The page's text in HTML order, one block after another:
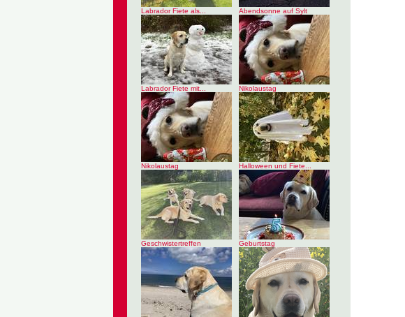
Labrador Fiete als... Abendsonne auf Sylt
Labrador Fiete mit... Nikolaustag
Nikolaustag Halloween und Fiete...
Geschwistertreffen Geburtstag